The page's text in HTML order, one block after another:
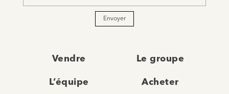
Envoyer
Vendre Le groupe
L’équipe Acheter